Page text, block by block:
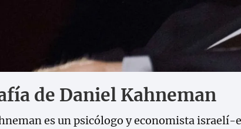
de Daniel Kahneman
es un psicólogo y economista